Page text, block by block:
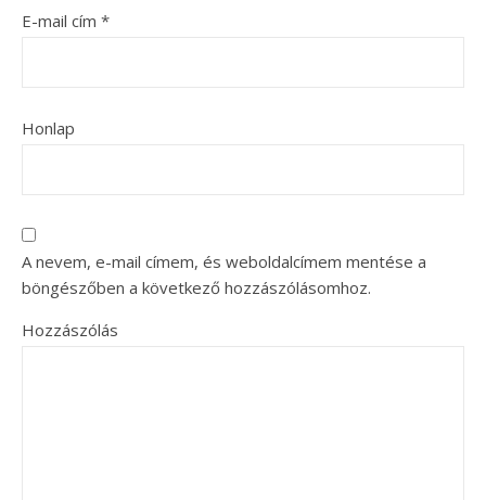
E-mail cím *
Honlap
A nevem, e-mail címem, és weboldalcímem mentése a
böngészőben a következő hozzászólásomhoz.
Hozzászólás